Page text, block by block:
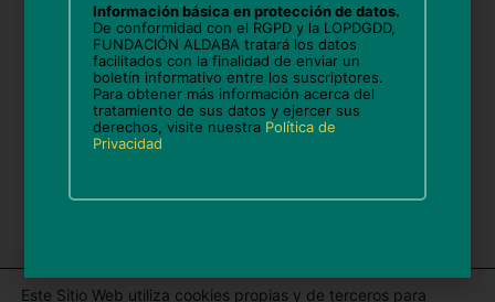
Guarda mi nombre, correo electrónico y web en
este navegador para la próxima vez que comente.
Este Sitio Web utiliza cookies propias y de terceros para
Información básica en protección de datos.
De conformidad con el RGPD y la LOPDGDD,
FUNDACIÓN ALDABA tratará los datos
facilitados con la finalidad de enviar un
boletín informativo entre los suscriptores.
Para obtener más información acerca del
tratamiento de sus datos y ejercer sus
derechos, visite nuestra Política de
Privacidad